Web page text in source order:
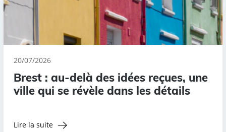
20/07/2026
Brest : au-delà des idées reçues, une
ville qui se révèle dans les détails
Lire la suite